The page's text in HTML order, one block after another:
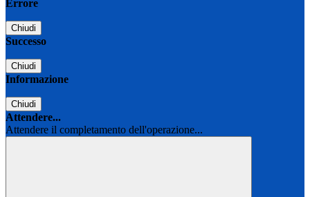
Errore
Chiudi
Successo
Chiudi
Informazione
Chiudi
Attendere...
Attendere il completamento dell'operazione...